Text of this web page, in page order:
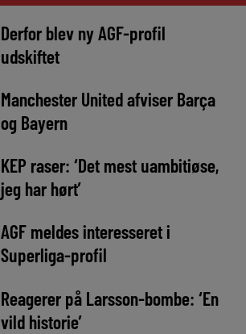
Derfor blev ny AGF-profil
udskiftet
Manchester United afviser Barça
og Bayern
KEP raser: ‘Det mest uambitiøse,
jeg har hørt’
AGF meldes interesseret i
Superliga-profil
Reagerer på Larsson-bombe: ‘En
vild historie’